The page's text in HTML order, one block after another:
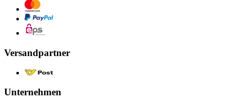
Versandpartner
Unternehmen